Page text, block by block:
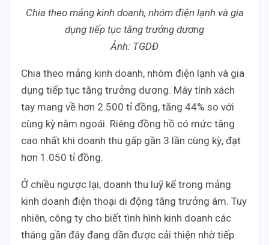
Chia theo mảng kinh doanh, nhóm điện lạnh và gia
dụng tiếp tục tăng trưởng dương
Ảnh: TGDĐ
Chia theo mảng kinh doanh, nhóm điện lạnh và gia
dụng tiếp tục tăng trưởng dương. Máy tính xách
tay mang về hơn 2.500 tỉ đồng, tăng 44% so với
cùng kỳ năm ngoái. Riêng đồng hồ có mức tăng
cao nhất khi doanh thu gấp gần 3 lần cùng kỳ, đạt
hơn 1.050 tỉ đồng.
Ở chiều ngược lại, doanh thu luỹ kế trong mảng
kinh doanh điện thoại di động tăng trưởng âm. Tuy
nhiên, công ty cho biết tình hình kinh doanh các
tháng gần đây đang dần được cải thiện nhờ tiếp